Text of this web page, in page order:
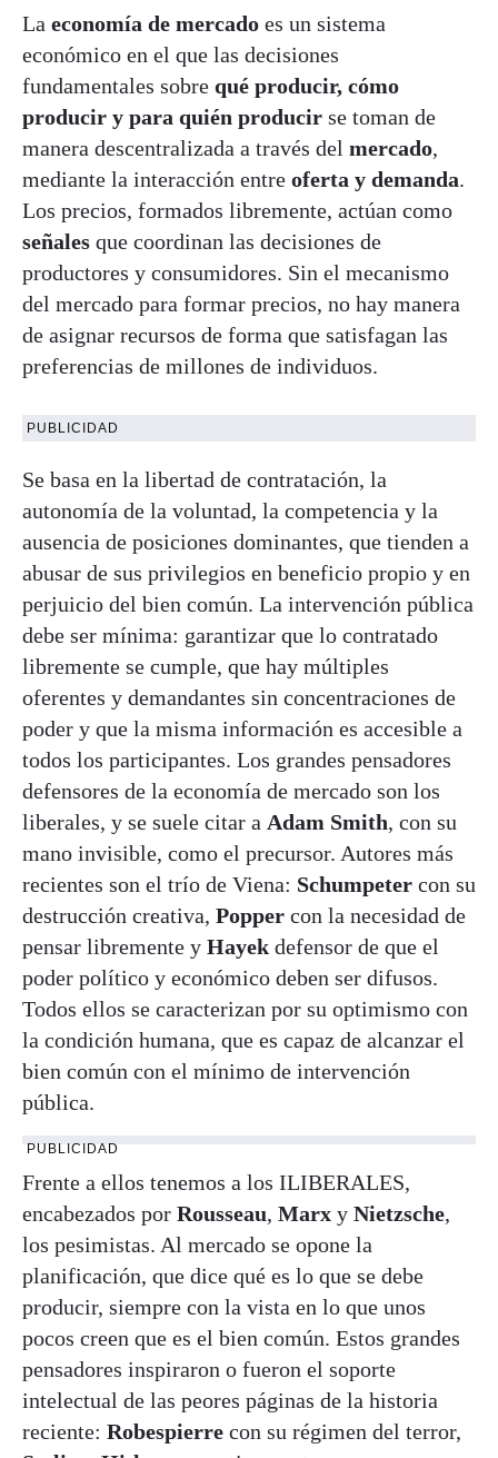
La economía de mercado es un sistema
económico en el que las decisiones
fundamentales sobre qué producir, cómo
producir y para quién producir se toman de
manera descentralizada a través del mercado,
mediante la interacción entre oferta y demanda.
Los precios, formados libremente, actúan como
señales que coordinan las decisiones de
productores y consumidores. Sin el mecanismo
del mercado para formar precios, no hay manera
de asignar recursos de forma que satisfagan las
preferencias de millones de individuos.
PUBLICIDAD
Se basa en la libertad de contratación, la
autonomía de la voluntad, la competencia y la
ausencia de posiciones dominantes, que tienden a
abusar de sus privilegios en beneficio propio y en
perjuicio del bien común. La intervención pública
debe ser mínima: garantizar que lo contratado
libremente se cumple, que hay múltiples
oferentes y demandantes sin concentraciones de
poder y que la misma información es accesible a
todos los participantes. Los grandes pensadores
defensores de la economía de mercado son los
liberales, y se suele citar a Adam Smith, con su
mano invisible, como el precursor. Autores más
recientes son el trío de Viena: Schumpeter con su
destrucción creativa, Popper con la necesidad de
pensar libremente y Hayek defensor de que el
poder político y económico deben ser difusos.
Todos ellos se caracterizan por su optimismo con
la condición humana, que es capaz de alcanzar el
bien común con el mínimo de intervención
pública.
PUBLICIDAD
Frente a ellos tenemos a los ILIBERALES,
encabezados por Rousseau, Marx y Nietzsche,
los pesimistas. Al mercado se opone la
planificación, que dice qué es lo que se debe
producir, siempre con la vista en lo que unos
pocos creen que es el bien común. Estos grandes
pensadores inspiraron o fueron el soporte
intelectual de las peores páginas de la historia
reciente: Robespierre con su régimen del terror,